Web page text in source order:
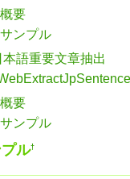
概要
サンプル
語重要文章抽出
概要
サンプル
ル†